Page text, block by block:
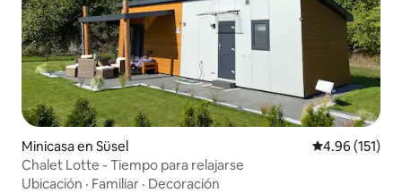
Minicasa en Süsel Calificación
4.96 (151)
Chalet Lotte - Tiempo para relajarse
Ubicación · Familiar · Decoración